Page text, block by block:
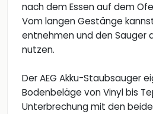
nach dem Essen auf dem
Vom langen Gestänge
entnehmen und den Sauger
nutzen.
Der AEG Akku-Staubsauger
Bodenbeläge von Vinyl bis
Unterbrechung mit den